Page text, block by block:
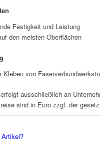
Festigkeit und Leistung
den meisten Oberflächen
Kleben von
ausschließlich an
sind in Euro zzgl. der